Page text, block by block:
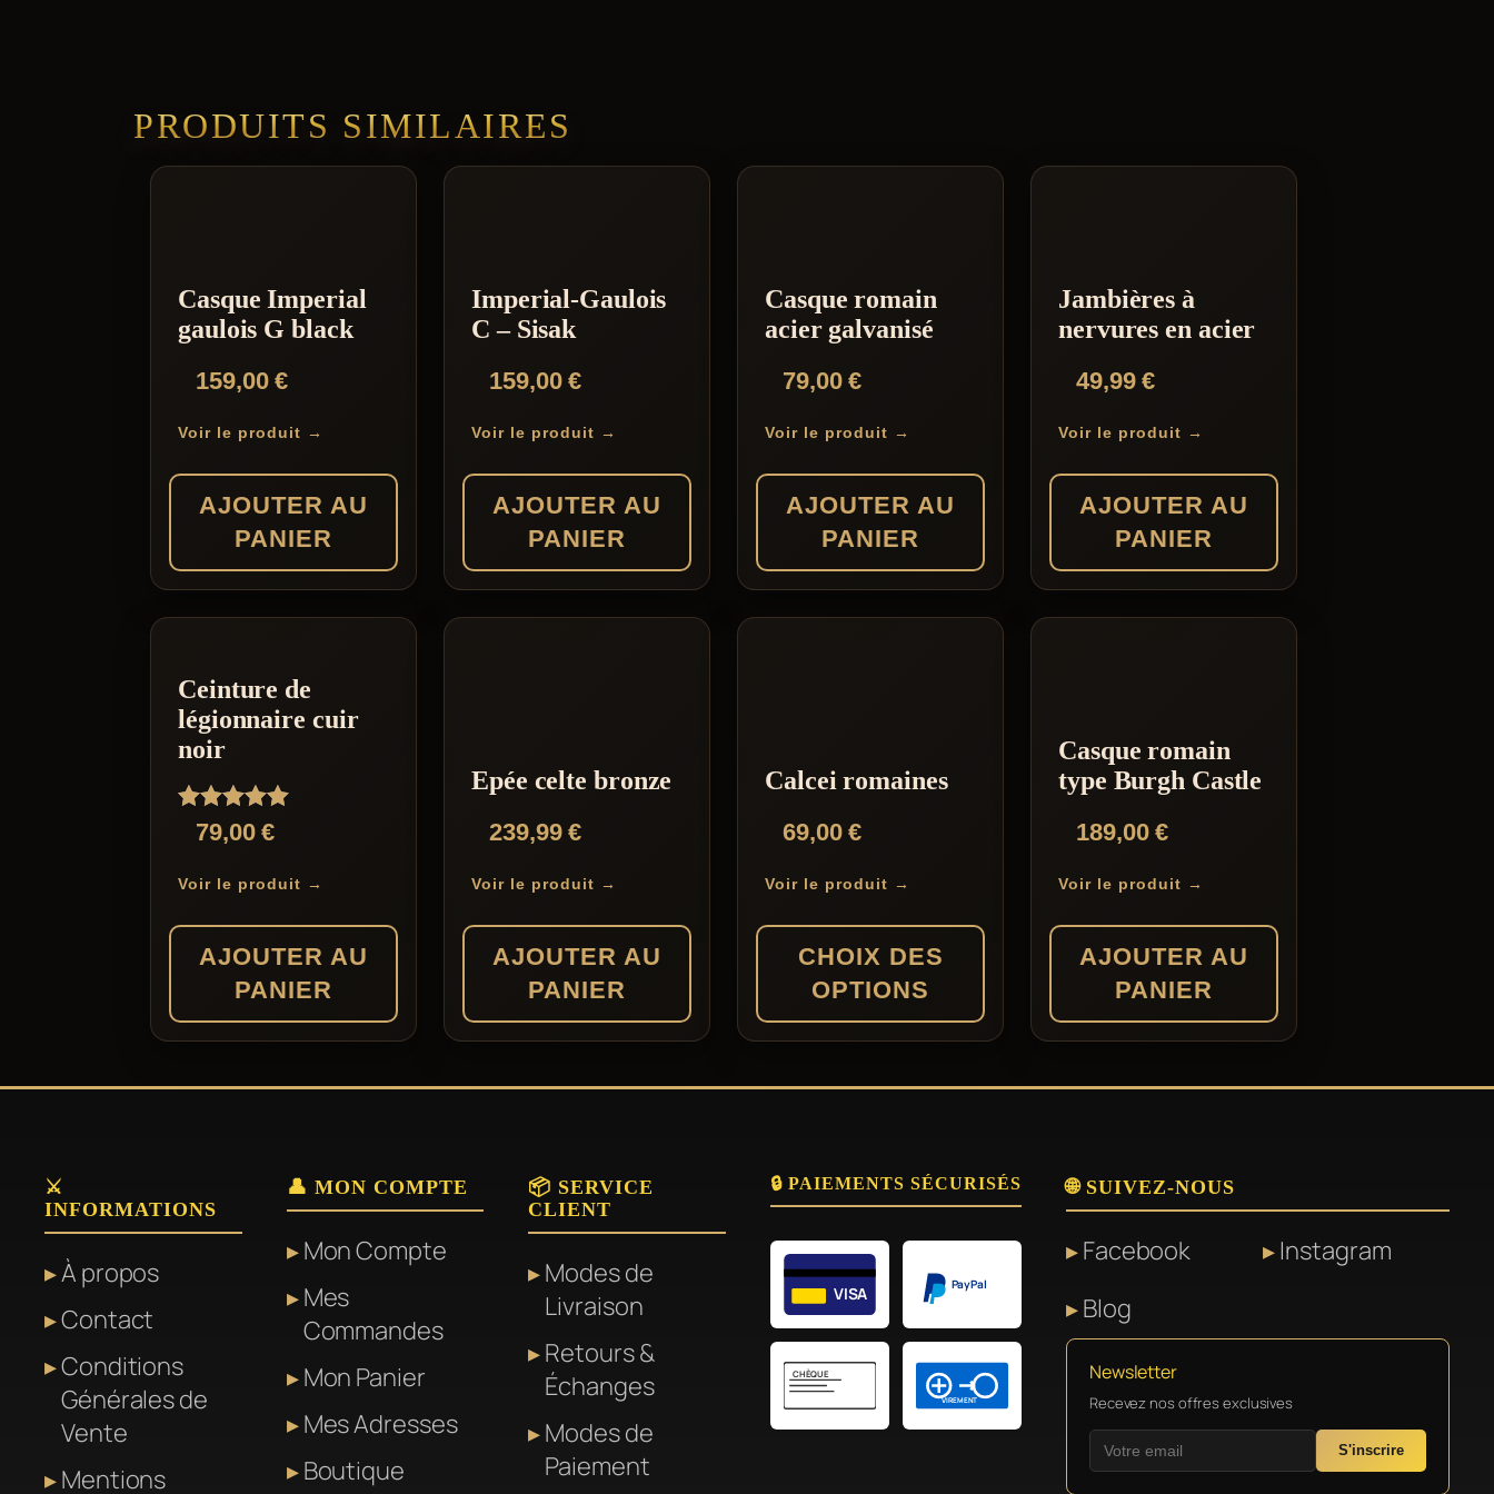
PRODUITS SIMILAIRES
Casque Imperial
gaulois G black
159,00€
Voir le produit →
AJOUTER AU
PANIER
Imperial-Gaulois
C – Sisak
159,00€
Voir le produit →
AJOUTER AU
PANIER
Casque romain
acier galvanisé
79,00€
Voir le produit →
AJOUTER AU
PANIER
Jambières à
nervures en acier
49,99€
Voir le produit →
AJOUTER AU
PANIER
Ceinture de
légionnaire cuir
noir
Note
5.00
79,00€
Voir le produit →
AJOUTER AU
PANIER
Epée celte bronze
239,99€
Voir le produit →
AJOUTER AU
PANIER
Calcei romaines
69,00€
Voir le produit →
CHOIX DES
OPTIONS
produit
variations.
options
peuvent
être
choisies
Casque romain
type Burgh Castle
189,00€
Voir le produit →
AJOUTER AU
PANIER
⚔️
INFORMATIONS
À propos
Contact
Conditions
Générales de
Vente
Mentions
👤 MON COMPTE
Mon Compte
Mes
Commandes
Mon Panier
Mes Adresses
Boutique
📦 SERVICE
CLIENT
Modes de
Livraison
Retours &
Échanges
Modes de
Paiement
🔒 PAIEMENTS SÉCURISÉS
VISA PayPal
CHÈQUE
VIREMENT
🌐 SUIVEZ-NOUS
Facebook
Instagram
Blog
Newsletter
Recevez nos offres exclusives
S'inscrire